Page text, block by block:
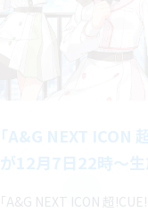
「A&G NEXT ICON
が12月7日22時～生
「A&G NEXT ICON 超